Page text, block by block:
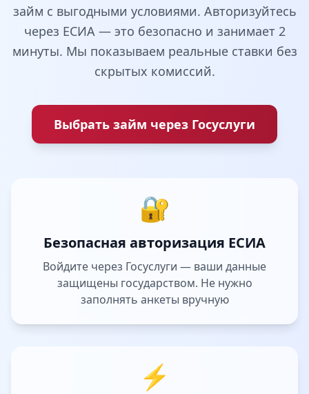
займ с выгодными условиями. Авторизуйтесь
через ЕСИА — это безопасно и занимает 2
минуты. Мы показываем реальные ставки без
скрытых комиссий.
Выбрать займ через Госуслуги
🔐
Безопасная авторизация ЕСИА
Войдите через Госуслуги — ваши данные
защищены государством. Не нужно
заполнять анкеты вручную
⚡